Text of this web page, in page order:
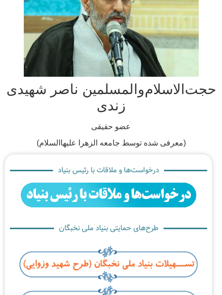
ناصر شهیدی
زندی
عضو حقیقی
(معرفی شده توسط جامعه الزهرا علیهاالسلام)
درخواست‌ها و ملاقات با رئیس بنیاد
طرح‌های حمایتی بنیاد ملی نخبگان